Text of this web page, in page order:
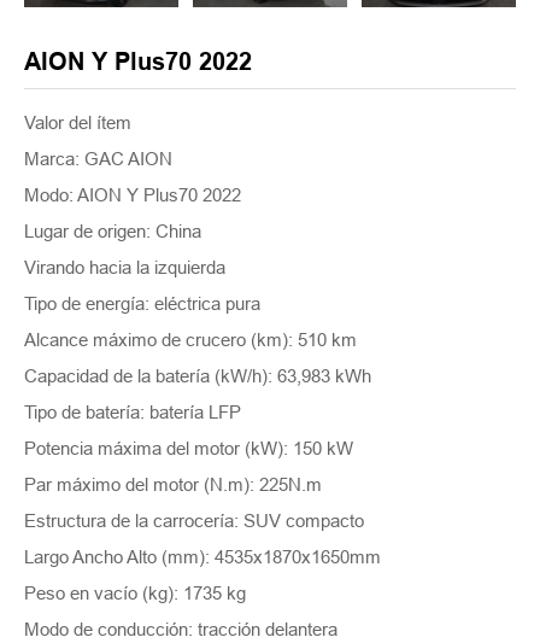
AION Y Plus70 2022
Valor del ítem
Marca: GAC AION
Modo: AION Y Plus70 2022
Lugar de origen: China
Virando hacia la izquierda
Tipo de energía: eléctrica pura
Alcance máximo de crucero (km): 510 km
Capacidad de la batería (kW/h): 63,983 kWh
Tipo de batería: batería LFP
Potencia máxima del motor (kW): 150 kW
Par máximo del motor (N.m): 225N.m
Estructura de la carrocería: SUV compacto
Largo Ancho Alto (mm): 4535x1870x1650mm
Peso en vacío (kg): 1735 kg
Modo de conducción: tracción delantera